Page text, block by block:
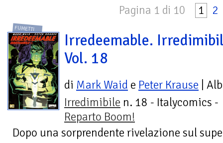
Pagina 1 di 10 1 2
FUMETTI
Irredeemable.
Vol. 18
di Mark Waid e Peter Krause |
Irredimibile n. 18 - Italycomics -
Reparto Boom!
Dopo una sorprendente rivelazione sul